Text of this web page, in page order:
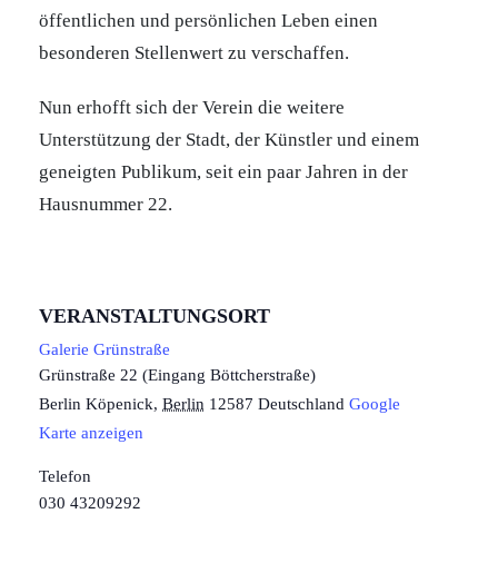
öffentlichen und persönlichen Leben einen
besonderen Stellenwert zu verschaffen.
Nun erhofft sich der Verein die weitere
Unterstützung der Stadt, der Künstler und einem
geneigten Publikum, seit ein paar Jahren in der
Hausnummer 22.
VERANSTALTUNGSORT
Galerie Grünstraße
Grünstraße 22 (Eingang Böttcherstraße)
Berlin Köpenick, Berlin 12587 Deutschland Google
Karte anzeigen
Telefon
030 43209292